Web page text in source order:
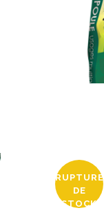
RUPTURE
DE
STOCK